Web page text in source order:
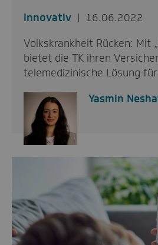
innovativ
16.06.2022
Volkskrankheit Rücken: Mit
bietet die TK ihren
telemedizinische Lösung
Yasmin